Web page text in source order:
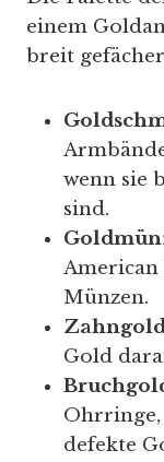
einem
breit
wenn sie
sind.
American
Münzen.
Gold
Ohrringe,
defekte